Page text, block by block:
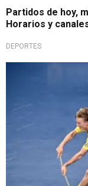
Partidos de hoy,
Horarios y
DEPORTES